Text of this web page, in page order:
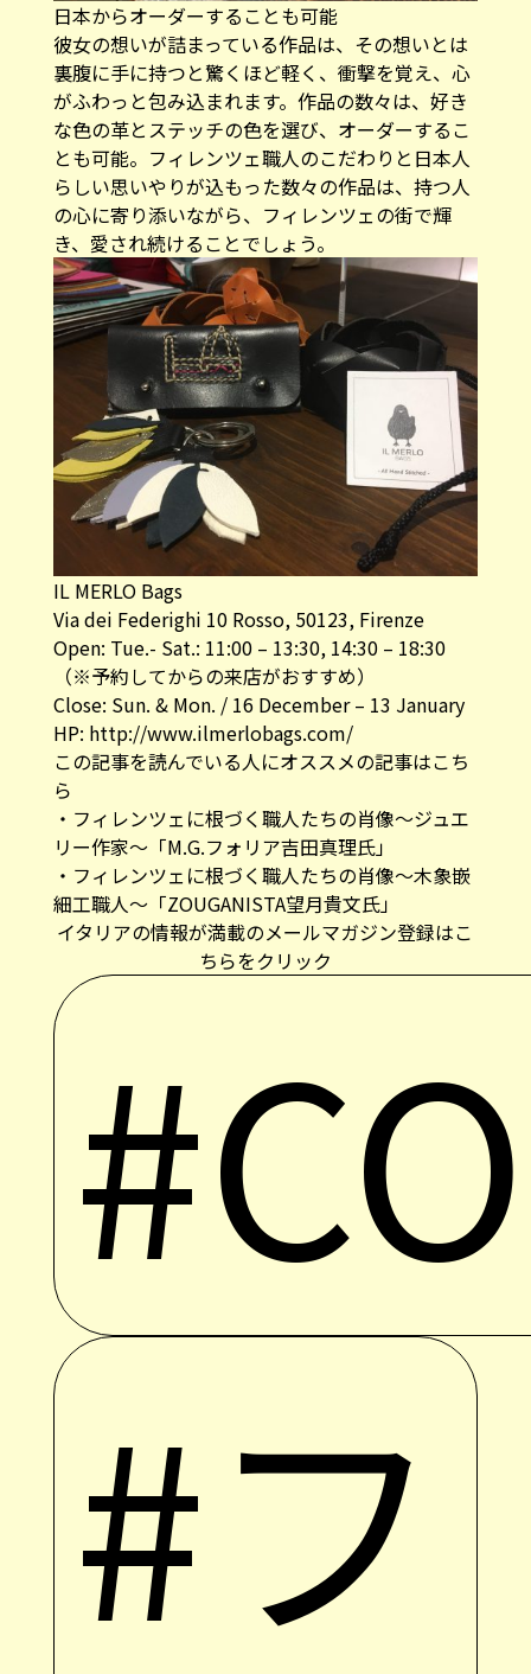
日本からオーダーすることも可能
彼女の想いが詰まっている作品は、その想いとは
裏腹に手に持つと驚くほど軽く、衝撃を覚え、心
がふわっと包み込まれます。作品の数々は、好き
な色の革とステッチの色を選び、オーダーするこ
とも可能。フィレンツェ職人のこだわりと日本人
らしい思いやりが込もった数々の作品は、持つ人
の心に寄り添いながら、フィレンツェの街で輝
き、愛され続けることでしょう。
IL MERLO Bags
Via dei Federighi 10 Rosso, 50123, Firenze
Open: Tue.- Sat.: 11:00 – 13:30, 14:30 – 18:30
（※予約してからの来店がおすすめ）
Close: Sun. & Mon. / 16 December – 13 January
HP: http://www.ilmerlobags.com/
この記事を読んでいる人にオススメの記事はこち
ら
・ フィレンツェに根づく職人たちの肖像～ジュエ
リー作家～「M.G.フォリア吉田真理氏」
・ フィレンツェに根づく職人たちの肖像～木象嵌
細工職人～「ZOUGANISTA望月貴文氏」
イタリアの情報が満載のメールマガジン登録はこ
ちらをクリック
#フ